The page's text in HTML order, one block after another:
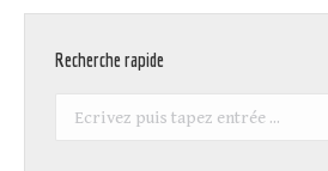
Recherche rapide
Recherche